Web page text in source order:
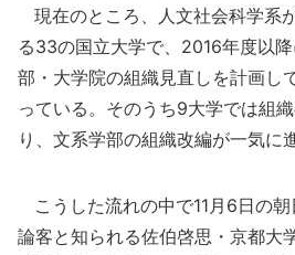
現在のところ、人文社会科学系
る33の国立大学で、2016年度以
部・大学院の組織見直しを計画し
っている。そのうち9大学では組
り、文系学部の組織改編が一気に
こうした流れの中で11月6日の
論客と知られる佐伯啓思・京都大